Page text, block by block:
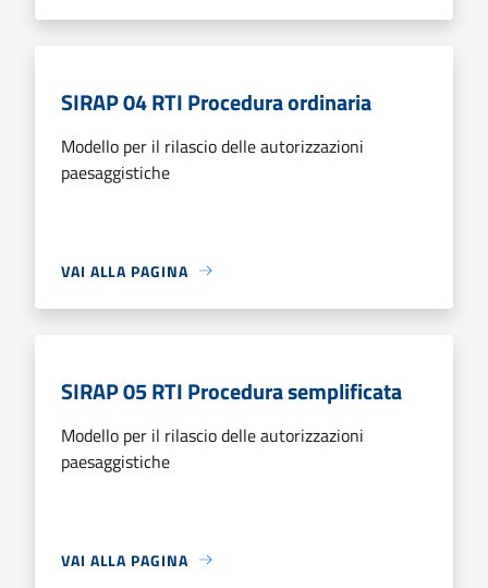
SIRAP 04 RTI Procedura ordinaria
Modello per il rilascio delle autorizzazioni
paesaggistiche
VAI ALLA PAGINA
SIRAP 05 RTI Procedura semplificata
Modello per il rilascio delle autorizzazioni
paesaggistiche
VAI ALLA PAGINA